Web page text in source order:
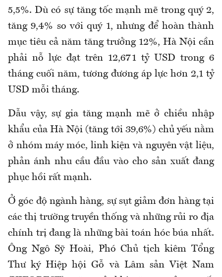
5,5%. Dù có sự tăng tốc mạnh mẽ trong quý 2,
tăng 9,4% so với quý 1, nhưng để hoàn thành
mục tiêu cả năm tăng trưởng 12%, Hà Nội cần
phải nỗ lực đạt trên 12,671 tỷ USD trong 6
tháng cuối năm, tương đương áp lực hơn 2,1 tỷ
USD mỗi tháng.
Dẫu vậy, sự gia tăng mạnh mẽ ở chiều nhập
khẩu của Hà Nội (tăng tới 39,6%) chủ yếu nằm
ở nhóm máy móc, linh kiện và nguyên vật liệu,
phản ánh nhu cầu đầu vào cho sản xuất đang
phục hồi rất mạnh.
Ở góc độ ngành hàng, sự sụt giảm đơn hàng tại
các thị trường truyền thống và những rủi ro địa
chính trị đang là những bài toán hóc búa nhất.
Ông Ngô Sỹ Hoài, Phó Chủ tịch kiêm Tổng
Thư ký Hiệp hội Gỗ và Lâm sản Việt Nam